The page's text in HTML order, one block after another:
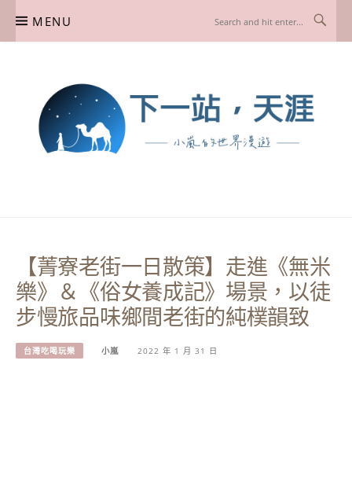
MENU
【菁寮老街一日散策】走進《無米
樂》＆《俗女養成記》場景，以徒
步慢旅品味鄉間老街的純樸韻致
台灣吃喝玩樂 小嵐 2022 年 1 月 31 日